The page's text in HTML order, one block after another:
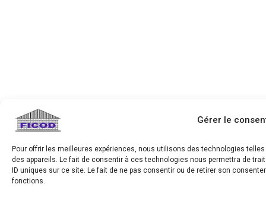
Gérer le
Pour offrir les meilleures expériences, nous utilisons des technologies
des appareils. Le fait de consentir à ces technologies nous permettra de
ID uniques sur ce site. Le fait de ne pas consentir ou de retirer son
fonctions.